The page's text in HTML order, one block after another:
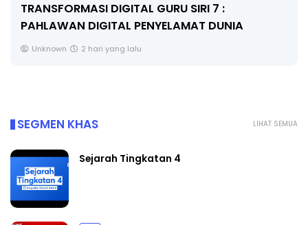
MAJLIS ANUGERAH FFK (FESTIVAL LENSA
PENDIDIKAN - FLeP) 2026
Unknown 3 hari yang lalu
LIHAT SEMUA
SEGMEN KHAS
Sejarah Tingkatan 4